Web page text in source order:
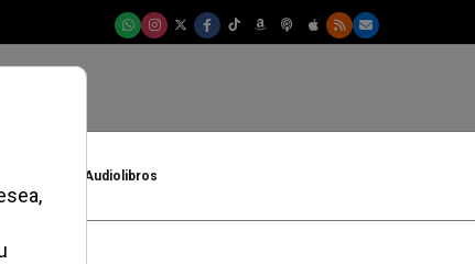
Audiolibros